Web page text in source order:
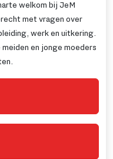
welkom bij JeM
met vragen over
werk en uitkering.
en jonge moeders